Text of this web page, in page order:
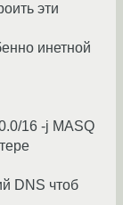
эти
инетной
16 -j MASQ
DNS чтоб